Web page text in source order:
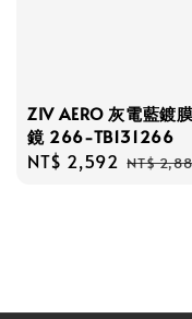
ZIV AERO 灰電藍鍍
鏡 266-TB131266
Sale
NT$ 2,592 NT$